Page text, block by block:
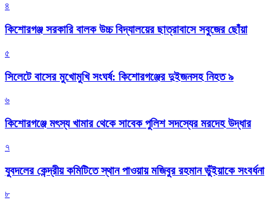
৪
কিশোরগঞ্জ সরকারি বালক উচ্চ বিদ্যালয়ের ছাত্রাবাসে সবুজের ছোঁয়া
৫
সিলেটে বাসের মুখোমুখি সংঘর্ষ: কিশোরগঞ্জের দুইজনসহ নিহত ৯
৬
কিশোরগঞ্জে মৎস্য খামার থেকে সাবেক পুলিশ সদস্যের মরদেহ উদ্ধার
৭
যুবদলের কেন্দ্রীয় কমিটিতে স্থান পাওয়ায় মজিবুর রহমান ভুঁইয়াকে সংবর্ধনা
৮